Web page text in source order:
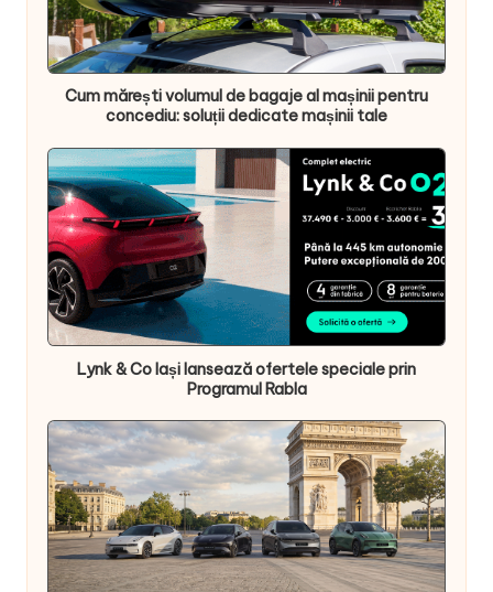
Cum mărești volumul de bagaje al mașinii pentru
concediu: soluții dedicate mașinii tale
Lynk & Co Iași lansează ofertele speciale prin
Programul Rabla